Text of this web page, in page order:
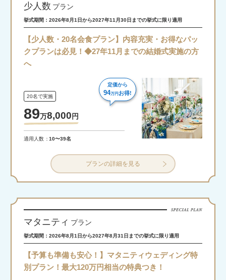
少人数 プラン
挙式期間：2026年8月1日から2027年11月30日までの挙式に限り適用
【少人数・20名会食プラン】内容充実・お得なパッ
クプランは必見！◆27年11月までの結婚式実施の方
へ
20名で実施
89万8,000円
定価から
94万円お得!
適用人数 10〜39名
プランの詳細を見る
マタニティ プラン
挙式期間：2026年8月1日から2027年8月31日までの挙式に限り適用
【予算も準備も安心！】マタニティウェディング特
別プラン！最大120万円相当の特典つき！